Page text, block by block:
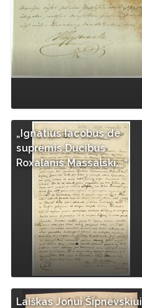
„Ignatius Iacobus de
supremis Ducibus
Roxalanis Massalski...“
Laiškas Jonui Šipnevskiui